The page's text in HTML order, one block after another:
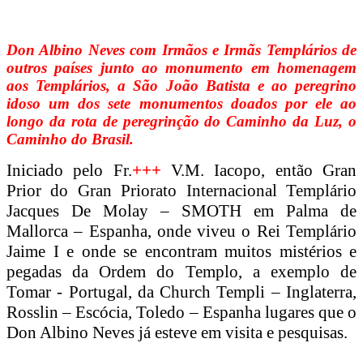
Don Albino Neves com Irmãos e Irmãs Templários de
outros países junto ao monumento em homenagem
aos Templários, a São João Batista e ao peregrino
idoso um dos sete monumentos doados por ele ao
longo da rota de peregrinção do Caminho da Luz, o
Caminho do Brasil.
Iniciado pelo Fr.+++ V.M. Iacopo, então Gran
Prior do Gran Priorato Internacional Templário
Jacques De Molay – SMOTH em Palma de
Mallorca – Espanha, onde viveu o Rei Templário
Jaime I e onde se encontram muitos mistérios e
pegadas da Ordem do Templo, a exemplo de
Tomar - Portugal, da Church Templi – Inglaterra,
Rosslin – Escócia, Toledo – Espanha lugares que o
Don Albino Neves já esteve em visita e pesquisas.